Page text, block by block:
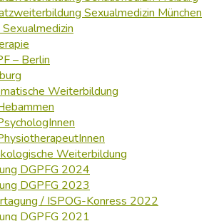
Sexualmedizin München
– Berlin
Weiterbildung
Weiterbildung
DGPFG 2024
DGPFG 2023
/ ISPOG-Konress 2022
DGPFG 2021